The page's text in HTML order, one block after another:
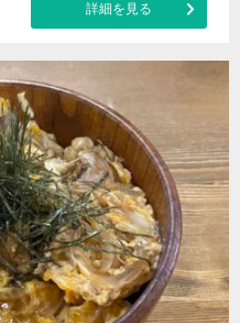
詳細を見る